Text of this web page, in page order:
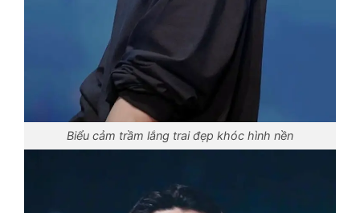
Biểu cảm trầm lắng trai đẹp khóc hình nền